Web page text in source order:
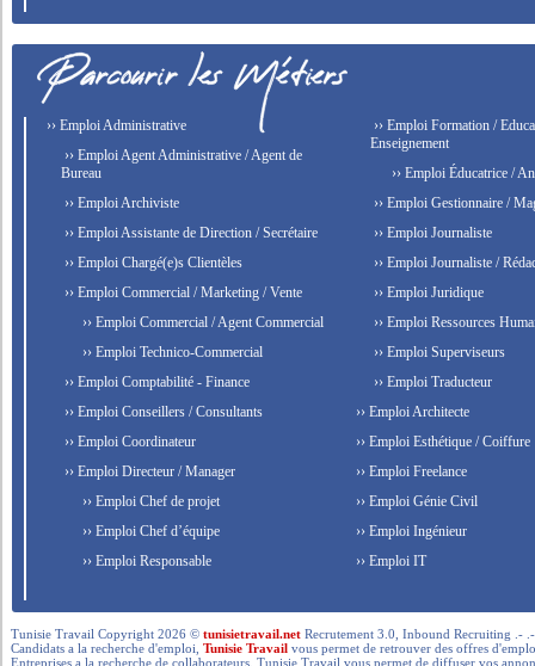
›› Emploi Administrative
›› Emploi Agent Administrative / Agent de
Bureau
›› Emploi Archiviste
›› Emploi Assistante de Direction / Secrétaire
›› Emploi Chargé(e)s Clientèles
›› Emploi Commercial / Marketing / Vente
›› Emploi Commercial / Agent Commercial
›› Emploi Technico-Commercial
›› Emploi Comptabilité - Finance
›› Emploi Conseillers / Consultants
›› Emploi Coordinateur
›› Emploi Directeur / Manager
›› Emploi Chef de projet
›› Emploi Chef d’équipe
›› Emploi Responsable
›› Emploi Formation /
Enseignement
›› Emploi Éducatrice /
›› Emploi Gestionnaire /
›› Emploi Journaliste
›› Emploi Journaliste /
›› Emploi Juridique
›› Emploi Ressources
›› Emploi Superviseurs
›› Emploi Traducteur
›› Emploi Architecte
›› Emploi Esthétique / Coiffure
›› Emploi Freelance
›› Emploi Génie Civil
›› Emploi Ingénieur
›› Emploi IT
Tunisie Travail Copyright 2026 ©tunisietravail.net Recrutement 3.0, Inbound Recruiting .-
Candidats a la recherche d'emploi,Tunisie Travail vous permet de retrouver des offres
Entreprises a la recherche de collaborateurs, Tunisie Travail vous permet de diffuser vos